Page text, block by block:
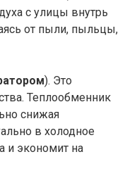
с улицы внутрь
от пыли, пыльцы,
). Это
Теплообменник
снижая
в холодное
и экономит на